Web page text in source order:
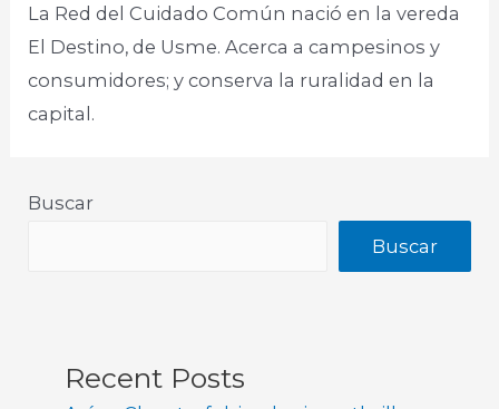
La Red del Cuidado Común nació en la vereda
El Destino, de Usme. Acerca a campesinos y
consumidores; y conserva la ruralidad en la
capital.
Buscar
Buscar
Recent Posts